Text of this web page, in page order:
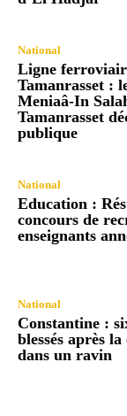
National
Ligne
Tamanrasset :
Meniaâ-In
Tamanrasset
publique
National
Education :
concours de
enseignants
National
Constantine :
blessés après
dans un ravin